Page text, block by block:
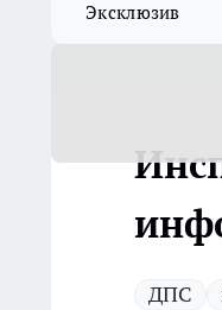
Эксклюзив
ДПС